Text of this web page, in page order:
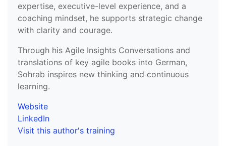
expertise, executive-level experience, and a
coaching mindset, he supports strategic change
with clarity and courage.
Through his Agile Insights Conversations and
translations of key agile books into German,
Sohrab inspires new thinking and continuous
learning.
Website
LinkedIn
Visit this author's training